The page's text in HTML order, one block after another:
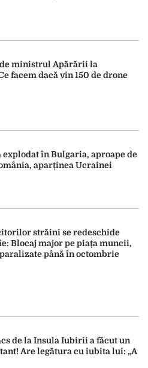
ministrul Apărării la
facem dacă vin 150 de drone
explodat în Bulgaria, aproape de
aparținea Ucrainei
străini se redeschide
Blocaj major pe piața muncii,
până în octombrie
de la Insula Iubirii a făcut un
Are legătura cu iubita lui: „A